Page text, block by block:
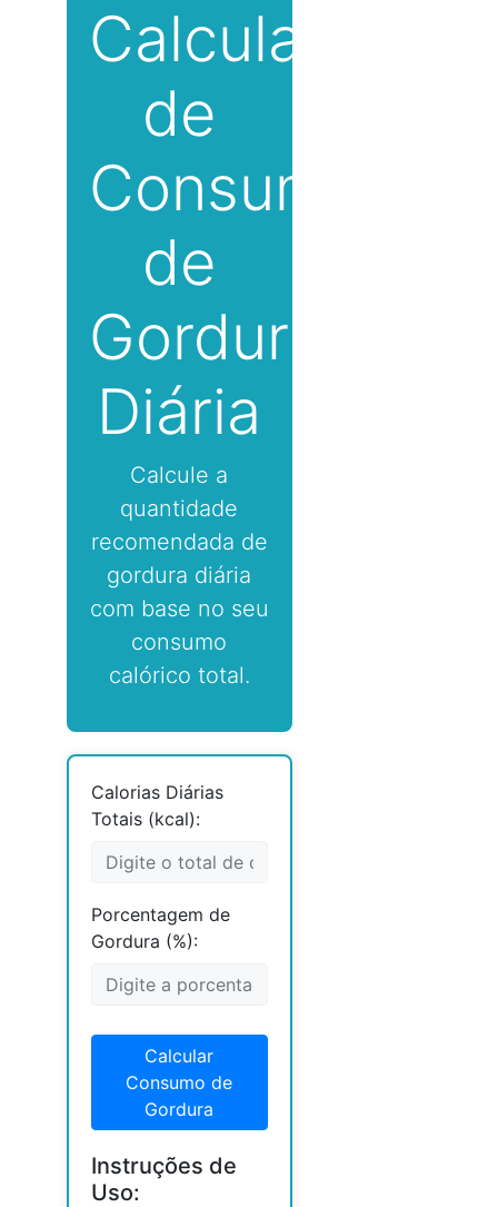
Calculadora
de
Consumo
de
Gordura
Diária
Calcule a
quantidade
recomendada de
gordura diária
com base no seu
consumo
calórico total.
Calorias Diárias
Totais (kcal):
Porcentagem de
Gordura (%):
Calcular
Consumo de
Gordura
Instruções de
Uso: